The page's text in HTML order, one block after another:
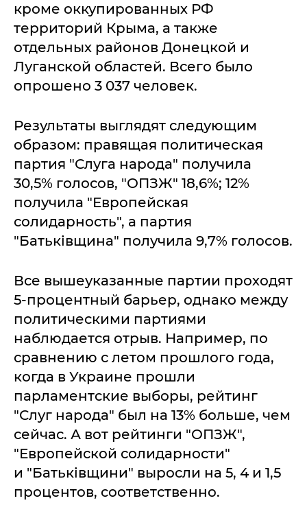
кроме оккупированных РФ
территорий Крыма, а также
отдельных районов Донецкой и
Луганской областей. Всего было
опрошено 3 037 человек.
Результаты выглядят следующим
образом: правящая политическая
партия "Слуга народа" получила
30,5% голосов, "ОПЗЖ" 18,6%; 12%
получила "Европейская
солидарность", а партия
"Батьківщина" получила 9,7% голосов.
Все вышеуказанные партии проходят
5-процентный барьер, однако между
политическими партиями
наблюдается отрыв. Например, по
сравнению с летом прошлого года,
когда в Украине прошли
парламентские выборы, рейтинг
"Слуг народа" был на 13% больше, чем
сейчас. А вот рейтинги "ОПЗЖ",
"Европейской солидарности"
и "Батьківщини" выросли на 5, 4 и 1,5
процентов, соответственно.